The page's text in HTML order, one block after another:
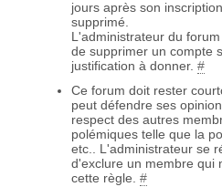
jours après son
supprimé.
L'administrateur du
de supprimer un compte
justification à donner. #
Ce forum doit rester
peut défendre ses
respect des autres
polémiques telle que la
etc.. L'administrateur se
d'exclure un membre qui
cette règle. #